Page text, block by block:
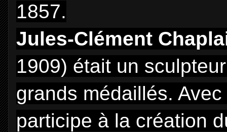
1857.
Jules-Clément
1909) était un
grands médaillés.
participe à la création